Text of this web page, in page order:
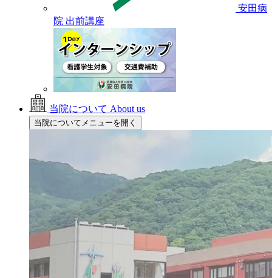
安田病
院 出前講座
当院について About us
当院についてメニューを開く